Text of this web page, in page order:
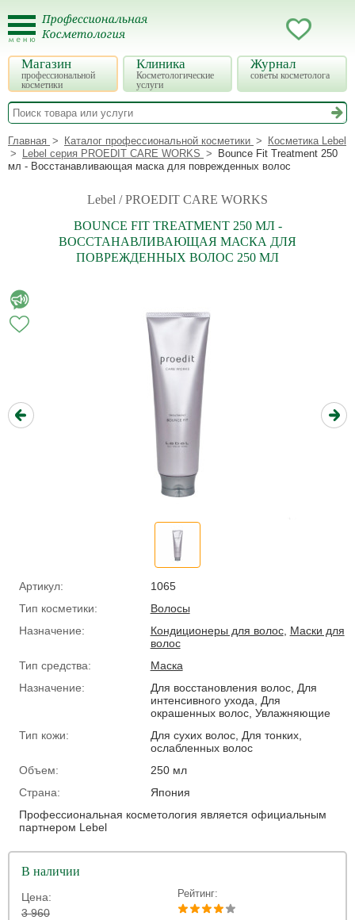
Магазин
профессиональной
косметики
Клиника
Косметологические
услуги
Журнал
советы косметолога
Главная Каталог профессиональной косметики
Косметика Lebel
Lebel серия PROEDIT CARE WORKS
Bounce Fit Treatment 250
мл - Восстанавливающая маска для поврежденных волос
Lebel / PROEDIT CARE WORKS
BOUNCE FIT TREATMENT 250 МЛ -
ВОССТАНАВЛИВАЮЩАЯ МАСКА ДЛЯ
ПОВРЕЖДЕННЫХ ВОЛОС 250 МЛ
Артикул:
1065
Тип косметики:
Волосы
Назначение:
Кондиционеры для волос, Маски для
волос
Тип средства:
Маска
Назначение:
Для восстановления волос, Для
интенсивного ухода, Для
окрашенных волос, Увлажняющие
Тип кожи:
Для сухих волос, Для тонких,
ослабленных волос
Объем:
250 мл
Страна:
Япония
Профессиональная косметология является официальным
партнером Lebel
В наличии
Цена:
3 960
Рейтинг: